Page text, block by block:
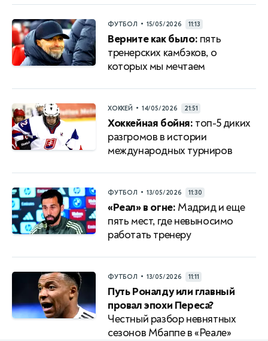
ФУТБОЛ • 15/05/2026 11:13
Верните как было: пять
тренерских камбэков, о
которых мы мечтаем
ХОККЕЙ • 14/05/2026 21:51
Хоккейная бойня: топ-5 диких
разгромов в истории
международных турниров
ФУТБОЛ • 13/05/2026 11:30
«Реал» в огне: Мадрид и еще
пять мест, где невыносимо
работать тренеру
ФУТБОЛ • 13/05/2026 11:11
Путь Роналду или главный
провал эпохи Переса?
Честный разбор невнятных
сезонов Мбаппе в «Реале»